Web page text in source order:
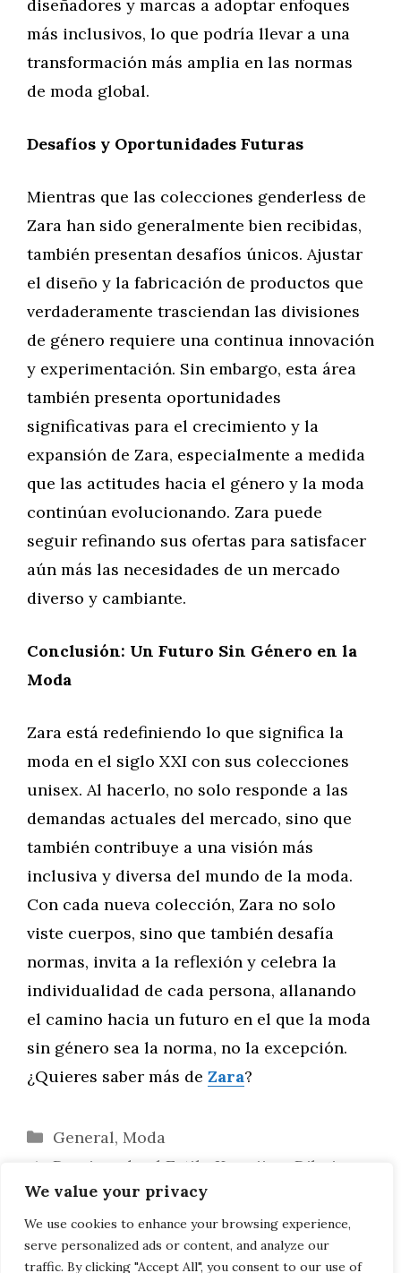
We value your privacy
We use cookies to enhance your browsing experience,
serve personalized ads or content, and analyze our
traffic. By clicking "Accept All", you consent to our use of
diseñadores y marcas a adoptar enfoques
más inclusivos, lo que podría llevar a una
transformación más amplia en las normas
de moda global.
Desafíos y Oportunidades Futuras
Mientras que las colecciones genderless de
Zara han sido generalmente bien recibidas,
también presentan desafíos únicos. Ajustar
el diseño y la fabricación de productos que
verdaderamente trasciendan las divisiones
de género requiere una continua innovación
y experimentación. Sin embargo, esta área
también presenta oportunidades
significativas para el crecimiento y la
expansión de Zara, especialmente a medida
que las actitudes hacia el género y la moda
continúan evolucionando. Zara puede
seguir refinando sus ofertas para satisfacer
aún más las necesidades de un mercado
diverso y cambiante.
Conclusión: Un Futuro Sin Género en la
Moda
Zara está redefiniendo lo que significa la
moda en el siglo XXI con sus colecciones
unisex. Al hacerlo, no solo responde a las
demandas actuales del mercado, sino que
también contribuye a una visión más
inclusiva y diversa del mundo de la moda.
Con cada nueva colección, Zara no solo
viste cuerpos, sino que también desafía
normas, invita a la reflexión y celebra la
individualidad de cada persona, allanando
el camino hacia un futuro en el que la moda
sin género sea la norma, no la excepción.
¿Quieres saber más de Zara?
Categorías
General, Moda
Dominando el Estilo Kawaii en Dibujos
de Gatos
Navegando en la Era Digital: Desafíos y
Oportunidades para Zara